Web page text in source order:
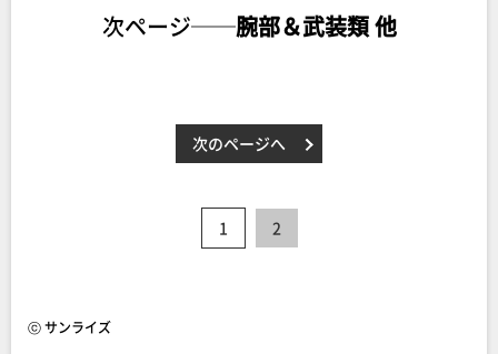
次ページ──腕部＆武装類 他
次のページへ
1 2
ⓒ サンライズ